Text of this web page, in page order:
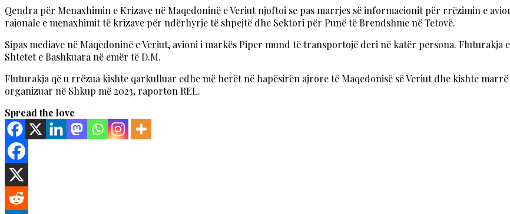
Qendra për Menaxhimin e Krizave në Maqedoninë e Veriut njoftoi se pas marrjes së informacionit për rrëzimin e
rajonale e menaxhimit të krizave për ndërhyrje të shpejtë dhe Sektori për Punë të Brendshme në Tetovë.
Sipas mediave në Maqedoninë e Veriut, avioni i markës Piper mund të transportojë deri në katër persona.
Shtetet e Bashkuara në emër të D.M.
Fluturakja që u rrëzua kishte qarkulluar edhe më herët në hapësirën ajrore të Maqedonisë së Veriut dhe kishte
organizuar në Shkup më 2023, raporton REL.
Spread the love